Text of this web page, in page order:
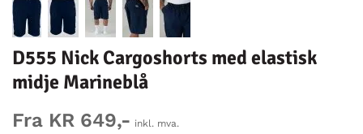
D555 Nick Cargoshorts med elastisk
midje Marineblå
Fra KR 649,- inkl. mva.